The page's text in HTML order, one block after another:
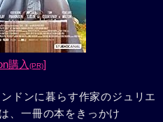
購入 (PR)]
ドンに暮らす作家のジュリエ
、一冊の本をきっかけ